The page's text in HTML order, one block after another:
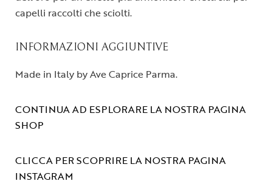
capelli raccolti che sciolti.
INFORMAZIONI AGGIUNTIVE
Made in Italy by Ave Caprice Parma.
CONTINUA AD ESPLORARE LA NOSTRA PAGINA
SHOP
CLICCA PER SCOPRIRE LA NOSTRA PAGINA
INSTAGRAM